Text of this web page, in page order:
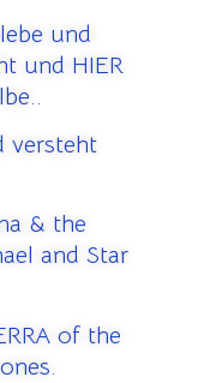
und
und HIER
versteht
& the
and Star
of the